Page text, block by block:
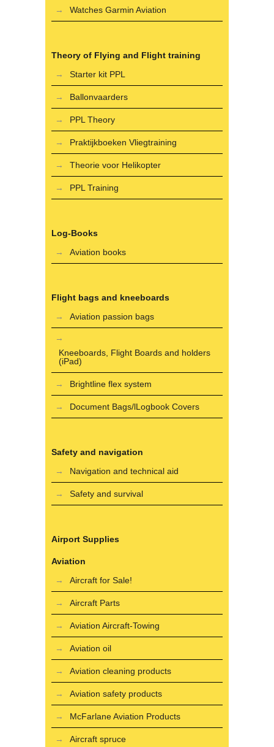
Watches Garmin Aviation
Theory of Flying and Flight training
Starter kit PPL
Ballonvaarders
PPL Theory
Praktijkboeken Vliegtraining
Theorie voor Helikopter
PPL Training
Log-Books
Aviation books
Flight bags and kneeboards
Aviation passion bags
Kneeboards, Flight Boards and holders
(iPad)
Brightline flex system
Document Bags/lLogbook Covers
Safety and navigation
Navigation and technical aid
Safety and survival
Airport Supplies
Aviation
Aircraft for Sale!
Aircraft Parts
Aviation Aircraft-Towing
Aviation oil
Aviation cleaning products
Aviation safety products
McFarlane Aviation Products
Aircraft spruce